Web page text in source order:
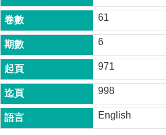
碩
士
班
在
職
專
班
學
61
6
971
998
English